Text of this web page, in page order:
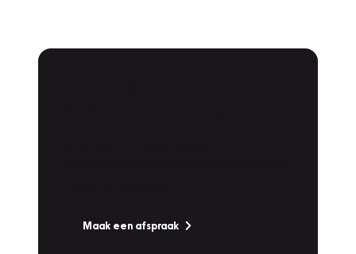
Maak een afspraak